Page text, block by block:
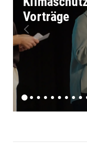
Vorträge